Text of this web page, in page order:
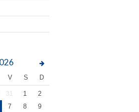
V S D
31 1
2
7 8
9